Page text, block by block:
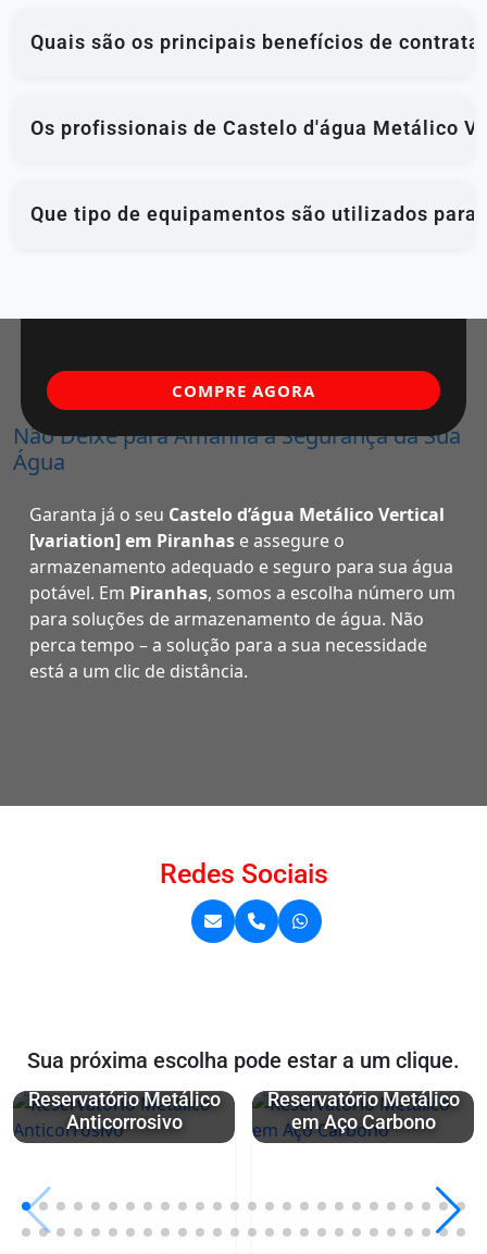
Quais são os principais benefícios de
Os profissionais de Castelo d'água Metálico
Que tipo de equipamentos são utilizados
Não Deixe para Amanhã a Segurança da Sua
Água
Garanta já o seu Castelo d’água Metálico Vertical
[variation] em Piranhas e assegure o
armazenamento adequado e seguro para sua água
potável. Em Piranhas, somos a escolha número um
para soluções de armazenamento de água. Não
perca tempo – a solução para a sua necessidade
está a um clic de distância.
COMPRE AGORA
Redes Sociais
Sua próxima escolha pode estar a um clique.
Reservatório Metálico
Anticorrosivo
Reservatório Metálico
em Aço Carbono